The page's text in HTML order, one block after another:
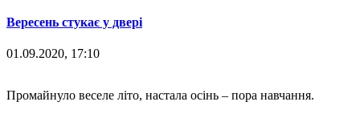
Вересень стукає у двері
01.09.2020, 17:10
Промайнуло веселе літо, настала осінь – пора навчання.